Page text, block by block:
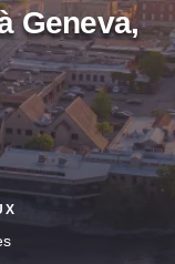
Geneva,